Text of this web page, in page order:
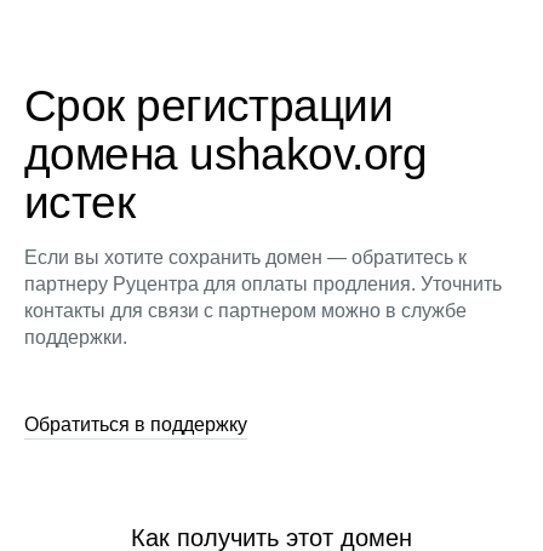
Срок регистрации
домена ushakov.org
истек
Если вы хотите сохранить домен — обратитесь к
партнеру Руцентра для оплаты продления. Уточнить
контакты для связи с партнером можно в службе
поддержки.
Обратиться в поддержку
Как получить этот домен